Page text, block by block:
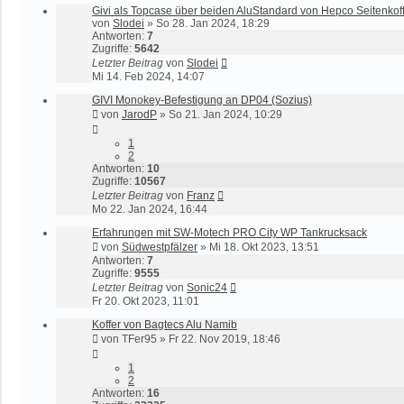
Givi als Topcase über beiden AluStandard von Hepco
von Slodei » So 28. Jan 2024, 18:29
Antworten: 7
Zugriffe: 5642
Letzter Beitrag von Slodei
Mi 14. Feb 2024, 14:07
GIVI Monokey-Befestigung an DP04 (Sozius)
von JarodP » So 21. Jan 2024, 10:29
1
2
Antworten: 10
Zugriffe: 10567
Letzter Beitrag von Franz
Mo 22. Jan 2024, 16:44
Erfahrungen mit SW-Motech PRO City WP Tankrucksack
von Südwestpfälzer » Mi 18. Okt 2023, 13:51
Antworten: 7
Zugriffe: 9555
Letzter Beitrag von Sonic24
Fr 20. Okt 2023, 11:01
Koffer von Bagtecs Alu Namib
von TFer95 » Fr 22. Nov 2019, 18:46
1
2
Antworten: 16